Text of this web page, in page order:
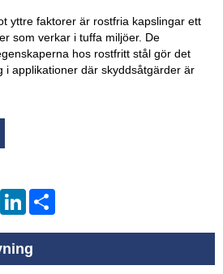
yttre faktorer är rostfria kapslingar ett
som verkar i tuffa miljöer. De
hos rostfritt stål gör det
i applikationer där skyddsåtgärder är
PinterestLinkedIn